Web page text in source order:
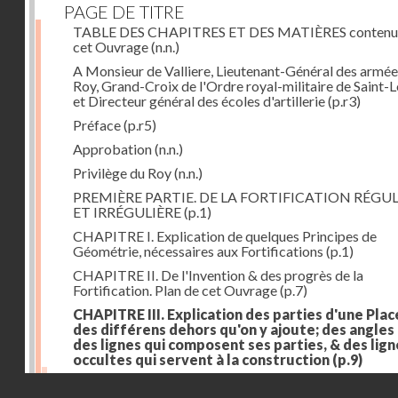
PAGE DE TITRE
TABLE DES CHAPITRES ET DES MATIÈRES
cet Ouvrage(n.n.)
A Monsieur de Valliere, Lieutenant-Général des
Roy, Grand-Croix de l'Ordre royal-militaire de Saint-
et Directeur général des écoles d'artillerie(p.r3)
Préface(p.r5)
Approbation(n.n.)
Privilège du Roy(n.n.)
PREMIÈRE PARTIE. DE LA FORTIFICATION
ET IRRÉGULIÈRE(p.1)
CHAPITRE I. Explication de quelques Principes de
Géométrie, nécessaires aux Fortifications (p.1)
CHAPITRE II. De l'Invention & des progrès de la
Fortification. Plan de cet Ouvrage(p.7)
CHAPITRE III. Explication des parties d'une
des différens dehors qu'on y ajoute; des angles
des lignes qui composent ses parties, & des
occultes qui servent à la construction (p.9)
Des lignes & des angles qui composent les parties